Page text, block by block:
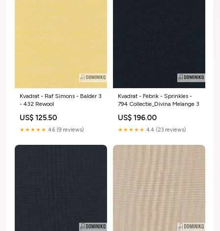
Kvadrat - Raf Simons - Balder 3
- 432 Rewool
US$ 125.50
★★★★★ 4.6 (9 reviews)
Kvadrat - Febrik - Sprinkles -
794 Collectie_Divina Melange 3
US$ 196.00
★★★★★ 4.4 (23 reviews)